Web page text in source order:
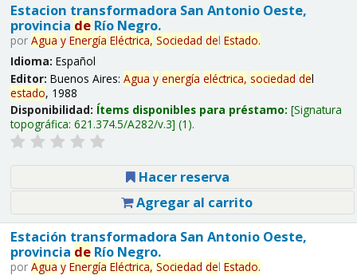
Estacion transformadora San Antonio Oeste,
provincia deRío Negro.
por Agua y Energía Eléctrica, Sociedad del Estado.
Idioma: Español
Editor: Buenos Aires: Agua y energía eléctrica, sociedad del
estado, 1988
Disponibilidad: Ítems disponibles para préstamo: Signatura
topográfica: 621.374.5/A282/v.3 (1).
Hacer reserva
Agregar al carrito
Estación transformadora San Antonio Oeste,
provincia deRío Negro.
por Agua y Energía Eléctrica, Sociedad del Estado.